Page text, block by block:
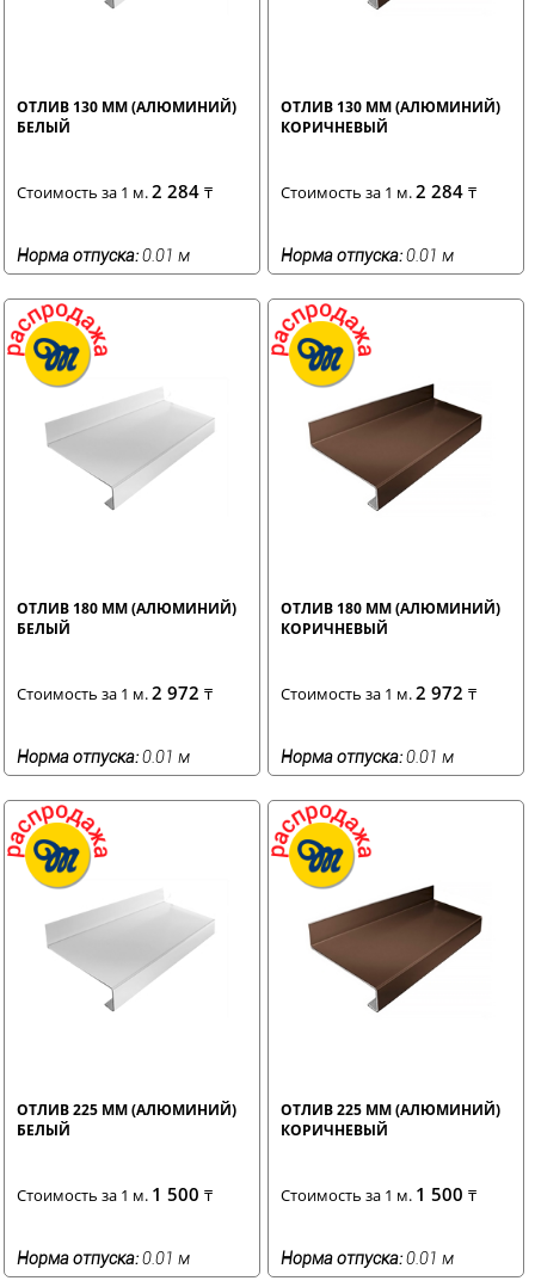
ОТЛИВ 130 ММ (АЛЮМИНИЙ)
БЕЛЫЙ
Стоимость за 1 м.2 284 ₸
Норма отпуска:0.01 м
ОТЛИВ 130 ММ (АЛЮМИНИЙ)
КОРИЧНЕВЫЙ
Стоимость за 1 м.2 284₸
Норма отпуска:0.01 м
ОТЛИВ 180 ММ (АЛЮМИНИЙ)
БЕЛЫЙ
Стоимость за 1 м.2 972 ₸
Норма отпуска:0.01 м
ОТЛИВ 180 ММ (АЛЮМИНИЙ)
КОРИЧНЕВЫЙ
Стоимость за 1 м.2 972₸
Норма отпуска:0.01 м
ОТЛИВ 225 ММ (АЛЮМИНИЙ)
БЕЛЫЙ
Стоимость за 1 м. 1 500 ₸
Норма отпуска:0.01 м
ОТЛИВ 225 ММ (АЛЮМИНИЙ)
КОРИЧНЕВЫЙ
Стоимость за 1 м. 1 500₸
Норма отпуска:0.01 м